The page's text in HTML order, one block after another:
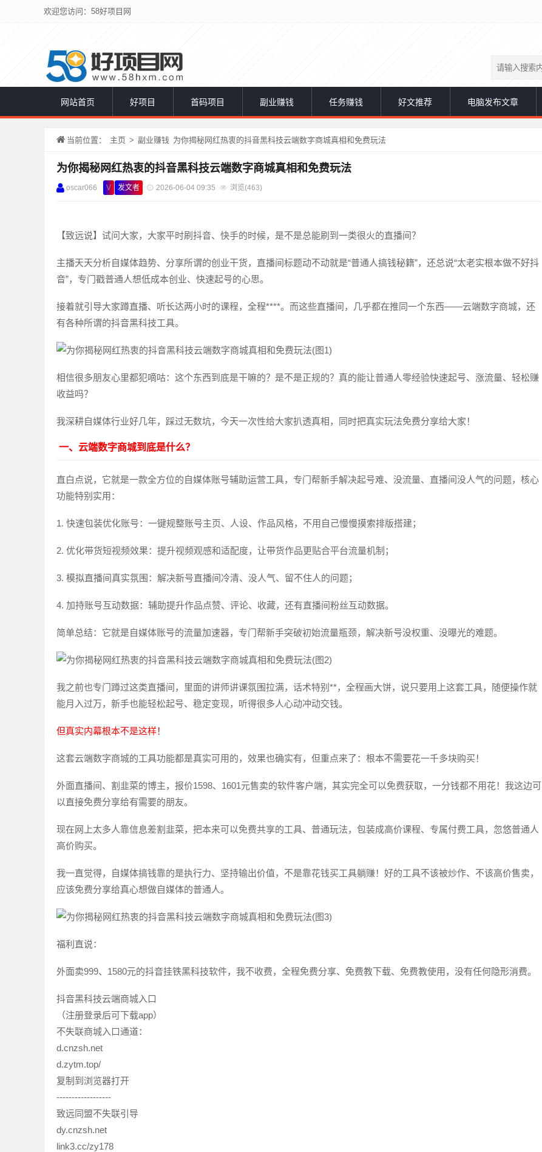
欢迎您访问：58好项目网
网站首页 好项目 首码项目 副业赚钱 任务赚钱 好文推荐 电脑发布文章
当前位置： 主页 > 副业赚钱 为你揭秘网红热衷的抖音黑科技云端数字商城真相和免费玩法
为你揭秘网红热衷的抖音黑科技云端数字商城真相和免费玩法
oscar066 V 发文者 2026-06-04 09:35 浏览(463)
【致远说】试问大家，大家平时刷抖音、快手的时候，是不是总能刷到一类很火的直播间？
主播天天分析自媒体趋势、分享所谓的创业干货，直播间标题动不动就是“普通人搞钱秘籍”，还总说“太老实根本做不好抖
音”，专门戳普通人想低成本创业、快速起号的心思。
接着就引导大家蹲直播、听长达两小时的课程，全程****。而这些直播间，几乎都在推同一个东西——云端数字商城，还
有各种所谓的抖音黑科技工具。
相信很多朋友心里都犯嘀咕：这个东西到底是干嘛的？是不是正规的？真的能让普通人零经验快速起号、涨流量、轻松赚
收益吗？
我深耕自媒体行业好几年，踩过无数坑，今天一次性给大家扒透真相，同时把真实玩法免费分享给大家！
一、云端数字商城到底是什么？
直白点说，它就是一款全方位的自媒体账号辅助运营工具，专门帮新手解决起号难、没流量、直播间没人气的问题，核心
功能特别实用：
1. 快速包装优化账号：一键规整账号主页、人设、作品风格，不用自己慢慢摸索排版搭建；
2. 优化带货短视频效果：提升视频观感和适配度，让带货作品更贴合平台流量机制；
3. 模拟直播间真实氛围：解决新号直播间冷清、没人气、留不住人的问题；
4. 加持账号互动数据：辅助提升作品点赞、评论、收藏，还有直播间粉丝互动数据。
简单总结：它就是自媒体账号的流量加速器，专门帮新手突破初始流量瓶颈，解决新号没权重、没曝光的难题。
我之前也专门蹲过这类直播间，里面的讲师讲课氛围拉满，话术特别**，全程画大饼，说只要用上这套工具，随便操作就
能月入过万，新手也能轻松起号、稳定变现，听得很多人心动冲动交钱。
但真实内幕根本不是这样！
这套云端数字商城的工具功能都是真实可用的，效果也确实有，但重点来了：根本不需要花一千多块购买！
外面直播间、割韭菜的博主，报价1598、1601元售卖的软件客户端，其实完全可以免费获取，一分钱都不用花！我这边可
以直接免费分享给有需要的朋友。
现在网上太多人靠信息差割韭菜，把本来可以免费共享的工具、普通玩法，包装成高价课程、专属付费工具，忽悠普通人
高价购买。
我一直觉得，自媒体搞钱靠的是执行力、坚持输出价值，不是靠花钱买工具躺赚！好的工具不该被炒作、不该高价售卖，
应该免费分享给真心想做自媒体的普通人。
福利直说：
外面卖999、1580元的抖音挂铁黑科技软件，我不收费，全程免费分享、免费教下载、免费教使用，没有任何隐形消费。
抖音黑科技云端商城入口
（注册登录后可下载app）
不失联商城入口通道：
d.cnzsh.net
d.zytm.top/
复制到浏览器打开
------------------
致远同盟不失联引导
dy.cnzsh.net
link3.cc/zy178